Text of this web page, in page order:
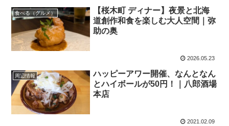
食べる（グルメ）
【桜木町 ディナー】夜景と北海
道創作和食を楽しむ大人空間｜弥
助の奥
2026.05.23
周辺情報
ハッピーアワー開催、なんとなん
とハイボールが50円！｜八郎酒場
本店
2021.02.09